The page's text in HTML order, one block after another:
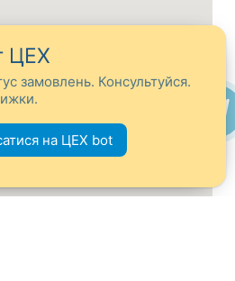
ЦЕХ
замовлень. Консультуйся.
на ЦЕХ bot